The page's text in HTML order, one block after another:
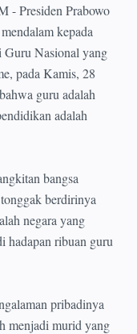
Presiden Prabowo
kepada
Guru Nasional yang
pada Kamis, 28
guru adalah
adalah
bangsa
berdirinya
negara yang
hadapan ribuan guru
pribadinya
menjadi murid yang